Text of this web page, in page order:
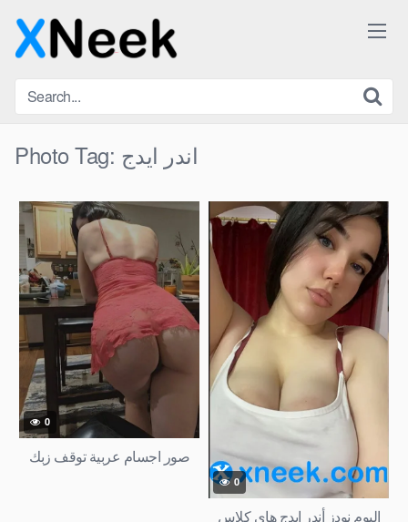
content
Photo Tag: اندر ايدج
0
صور اجسام عربية توقف زبك
0
البوم نودز أندر إيدج هاي كلاس